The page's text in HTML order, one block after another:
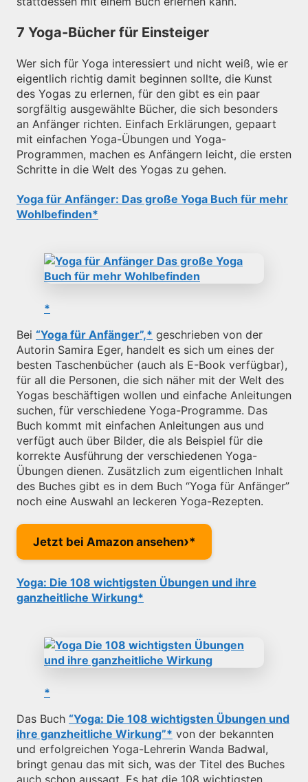
7 Yoga-Bücher für Einsteiger
Wer sich für Yoga interessiert und nicht weiß, wie er
eigentlich richtig damit beginnen sollte, die Kunst
des Yogas zu erlernen, für den gibt es ein paar
sorgfältig ausgewählte Bücher, die sich besonders
an Anfänger richten. Einfach Erklärungen, gepaart
mit einfachen Yoga-Übungen und Yoga-
Programmen, machen es Anfängern leicht, die ersten
Schritte in die Welt des Yogas zu gehen.
Yoga für Anfänger: Das große Yoga Buch für mehr
Wohlbefinden
Bei “Yoga für Anfänger”,
geschrieben von der
Autorin Samira Eger, handelt es sich um eines der
besten Taschenbücher (auch als E-Book verfügbar),
für all die Personen, die sich näher mit der Welt des
Yogas beschäftigen wollen und einfache Anleitungen
suchen, für verschiedene Yoga-Programme. Das
Buch kommt mit einfachen Anleitungen aus und
verfügt auch über Bilder, die als Beispiel für die
korrekte Ausführung der verschiedenen Yoga-
Übungen dienen. Zusätzlich zum eigentlichen Inhalt
des Buches gibt es in dem Buch “Yoga für Anfänger”
noch eine Auswahl an leckeren Yoga-Rezepten.
Jetzt bei Amazon ansehen›
Yoga: Die 108 wichtigsten Übungen und ihre
ganzheitliche Wirkung
Das Buch “Yoga: Die 108 wichtigsten Übungen und
ihre ganzheitliche Wirkung”
von der bekannten
und erfolgreichen Yoga-Lehrerin Wanda Badwal,
bringt genau das mit sich, was der Titel des Buches
auch schon aussagt. Es hat die 108 wichtigsten